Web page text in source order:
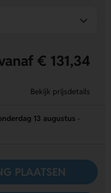
€ 131,34
Bekijk prijsdetails
13 augustus
PLAATSEN